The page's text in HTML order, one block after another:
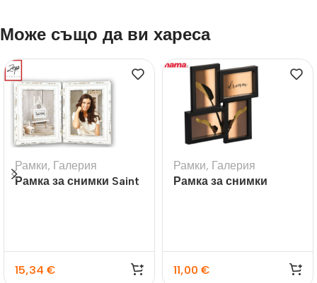
Може също да ви хареса
Рамки, Галерия
Рамка за снимки Saint
15,34 €
Рамки, Галерия
Рамка за снимки
11,00 €